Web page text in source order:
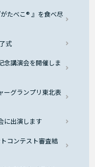
たべこ® 』を食べ尽
式
念講演会を開催しま
ーグランプリ東北表
に出演します
コンテスト審査結